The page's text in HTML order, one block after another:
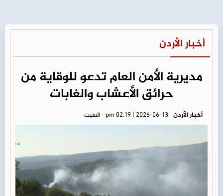
أخبار الأردن
مديرية الأمن العام تدعو للوقاية من
حرائق الأعشاب والغابات
أخبار الأردن pm 02:19 | 2026-06-13 - السبت